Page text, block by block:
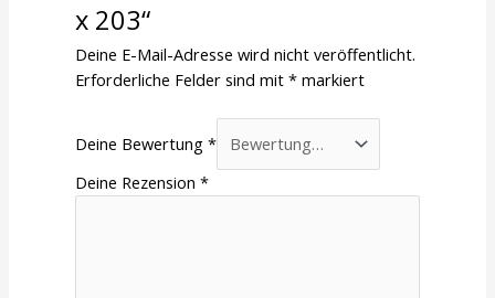
x 203“
Deine E-Mail-Adresse wird nicht veröffentlicht.
Erforderliche Felder sind mit* markiert
Deine Bewertung*
Deine Rezension*